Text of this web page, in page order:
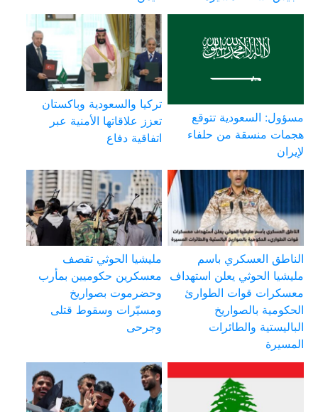
مسؤول: السعودية تتوقع
هجمات منسقة من حلفاء
لإيران
تركيا والسعودية وباكستان
تعزز علاقاتها الأمنية عبر
اتفاقية دفاع
الناطق العسكري باسم
مليشيا الحوثي يعلن استهداف
معسكرات قوات الطوارئ
الحكومية بالصواريخ
الباليستية والطائرات
المسيرة
مليشيا الحوثي تقصف
معسكرين حكوميين بمأرب
وحضرموت بصواريخ
ومسيّرات وسقوط قتلى
وجرحى